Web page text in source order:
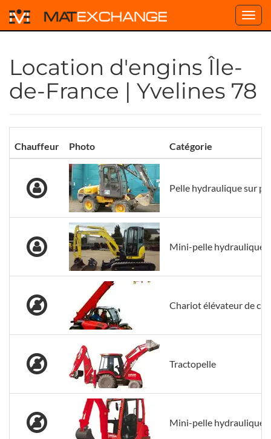
Location d'engins Île-
de-France | Yvelines 78
Chauffeur Photo Catégorie
Pelle hydraulique sur
Mini-pelle hydraulique
Chariot élévateur de
Tractopelle
Mini-pelle hydraulique